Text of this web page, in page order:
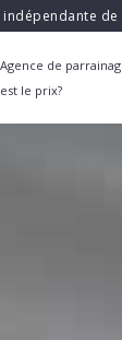
indépendante
Agence de
le prix?